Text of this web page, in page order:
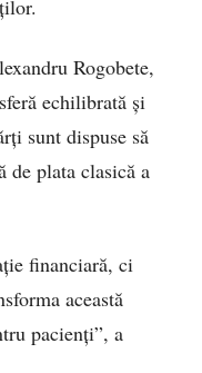
Rogobete,
echilibrată și
sunt dispuse să
de plata clasică a
financiară, ci
această
pacienți”, a